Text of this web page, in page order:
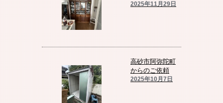
2025年11月29日
高砂市阿弥陀町
からのご依頼
2025年10月7日